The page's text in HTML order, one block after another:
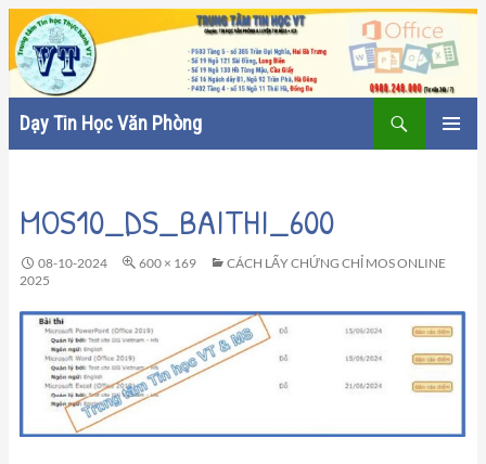
Dạy Tin Học Văn Phòng
kiếm
DUNG
MOS10_DS_BAITHI_600
08-10-2024 600 × 169
CÁCH LẤY CHỨNG CHỈ MOS ONLINE
2025